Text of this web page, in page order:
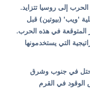
الحرب إلى روسيا تتزايد.
'ويب' (بيوتين) قبل
المتوقعة في هذه الحرب.
التي يستخدمونها
في جنوب وشرق
في القرم